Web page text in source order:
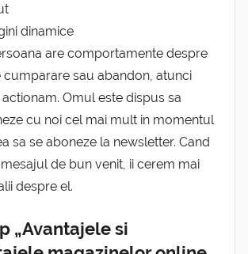
dinamice
are comportamente despre
cumparare sau abandon, atunci
Omul este dispus sa
cu noi cel mai mult in momentul
sa se aboneze la newsletter. Cand
de bun venit, ii cerem mai
despre el.
„Avantajele si